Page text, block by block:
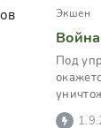
Экшен
Под